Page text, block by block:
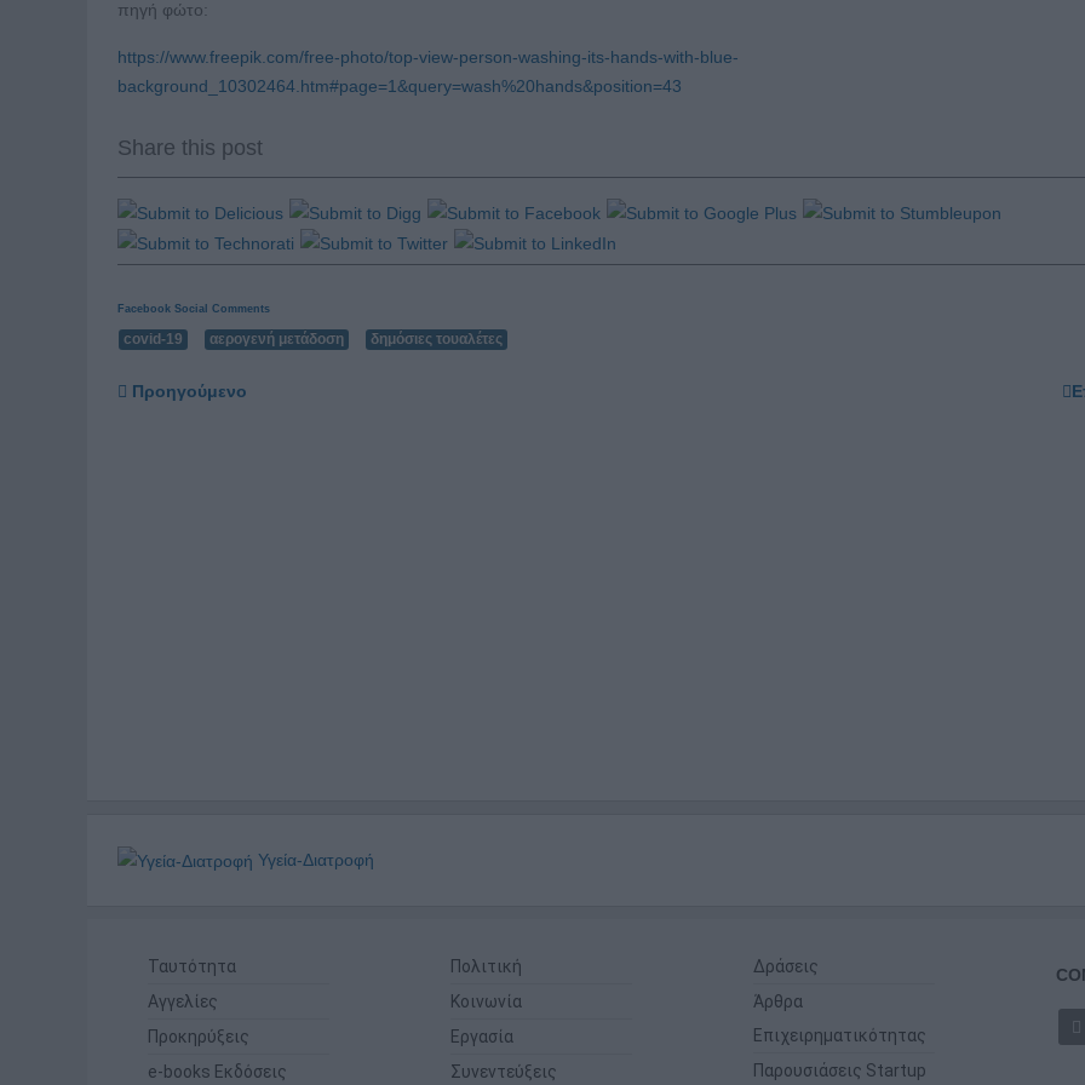
πηγή φώτο:
https://www.freepik.com/free-photo/top-view-person-washing-its-hands-with-blue-
background_10302464.htm#page=1&query=wash%20hands&position=43
Share this post
Facebook Social Comments
covid-19 αερογενή μετάδοση δημόσιες τουαλέτες
Προηγούμενο
Υγεία-Διατροφή
Ταυτότητα
Αγγελίες
Προκηρύξεις
e-books Εκδόσεις
Πολιτική
Κοινωνία
Εργασία
Συνεντεύξεις
Δράσεις
Άρθρα
Επιχειρηματικότητας
Παρουσιάσεις Startup